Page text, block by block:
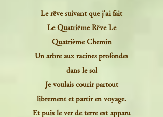
Le rêve suivant que j'ai fait
Le Quatrième Rêve Le
Quatrième Chemin
Un arbre aux racines profondes
dans le sol
Je voulais courir partout
librement et partir en voyage.
Et puis le ver de terre est apparu